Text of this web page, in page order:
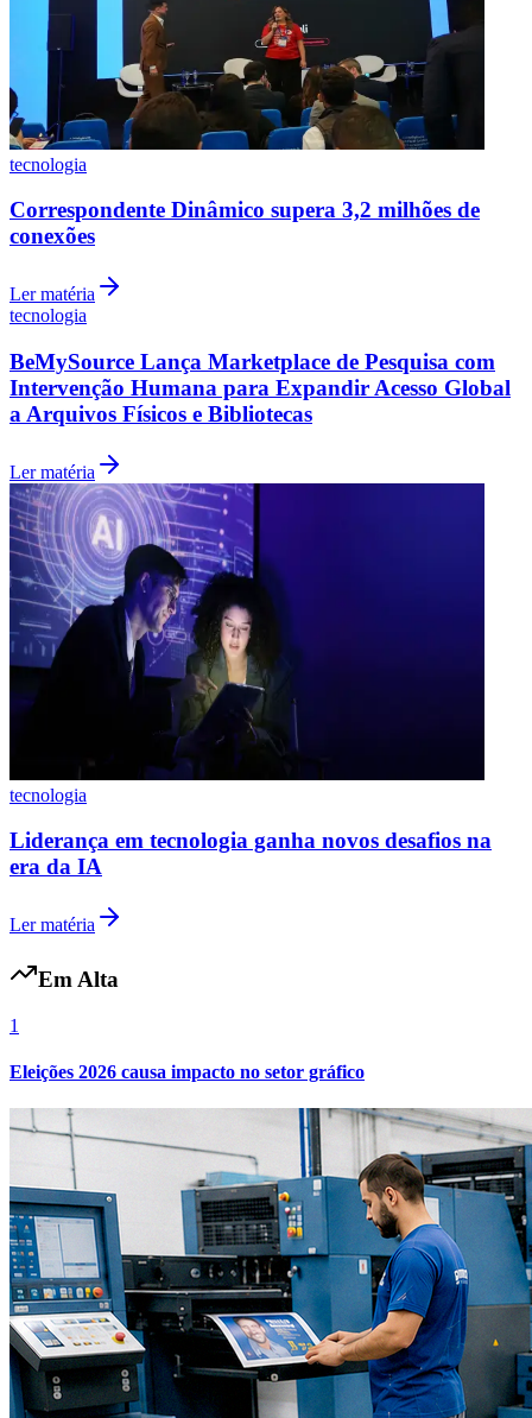
tecnologia
Correspondente Dinâmico supera 3,2 milhões de
conexões
Ler matéria
tecnologia
BeMySource Lança Marketplace de Pesquisa com
Intervenção Humana para Expandir Acesso Global
a Arquivos Físicos e Bibliotecas
Ler matéria
tecnologia
Liderança em tecnologia ganha novos desafios na
era da IA
Ler matéria
Em Alta
1
Eleições 2026 causa impacto no setor gráfico